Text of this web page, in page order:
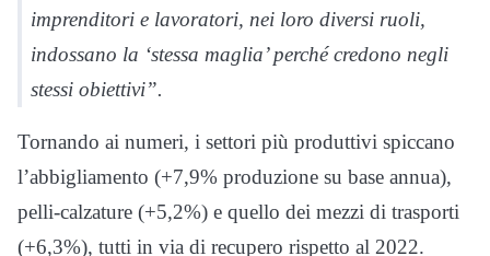
imprenditori e lavoratori, nei loro diversi ruoli,
indossano la ‘stessa maglia’ perché credono negli
stessi obiettivi”.
Tornando ai numeri, i settori più produttivi spiccano
l’abbigliamento (+7,9% produzione su base annua),
pelli-calzature (+5,2%) e quello dei mezzi di trasporti
(+6,3%), tutti in via di recupero rispetto al 2022.